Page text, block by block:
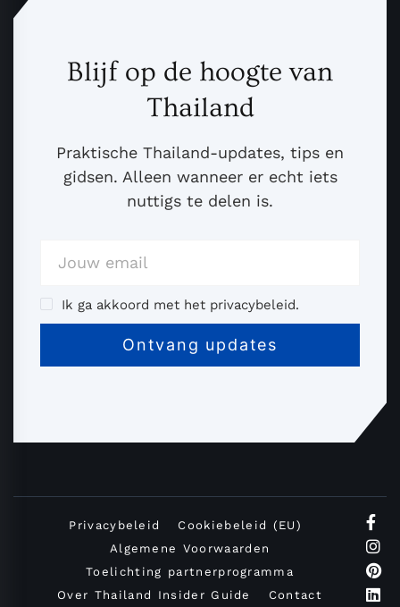
Blijf op de hoogte van
Thailand
Praktische Thailand-updates, tips en
gidsen. Alleen wanneer er echt iets
nuttigs te delen is.
Ik ga akkoord met het privacybeleid.
Privacybeleid
Cookiebeleid (EU)
Algemene Voorwaarden
Toelichting partnerprogramma
Over Thailand Insider Guide
Contact